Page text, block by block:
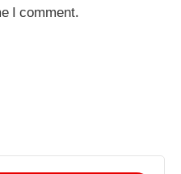
I comment.